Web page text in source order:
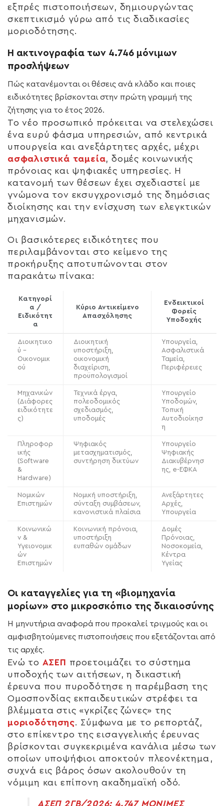
εξπρές πιστοποιήσεων, δημιουργώντας
σκεπτικισμό γύρω από τις διαδικασίες
μοριοδότησης.
Η ακτινογραφία των 4.746 μόνιμων
προσλήψεων
Πώς κατανέμονται οι θέσεις ανά κλάδο και ποιες
ειδικότητες βρίσκονται στην πρώτη γραμμή της
ζήτησης για το έτος 2026.
Το νέο προσωπικό πρόκειται να στελεχώσει
ένα ευρύ φάσμα υπηρεσιών, από κεντρικά
υπουργεία και ανεξάρτητες αρχές, μέχρι
ασφαλιστικά ταμεία, δομές κοινωνικής
πρόνοιας και ψηφιακές υπηρεσίες. Η
κατανομή των θέσεων έχει σχεδιαστεί με
γνώμονα τον εκσυγχρονισμό της δημόσιας
διοίκησης και την ενίσχυση των ελεγκτικών
μηχανισμών.
Οι βασικότερες ειδικότητες που
περιλαμβάνονται στο κείμενο της
προκήρυξης αποτυπώνονται στον
παρακάτω πίνακα:
Κατηγορί
α /
Ειδικότητ
α
Κύριο Αντικείμενο
Απασχόλησης
Ενδεικτικοί
Φορείς
Υποδοχής
Διοικητικο
ύ –
Οικονομικ
ού
Διοικητική
υποστήριξη,
οικονομική
διαχείριση,
προϋπολογισμοί
Υπουργεία,
Ασφαλιστικά
Ταμεία,
Περιφέρειες
Μηχανικών
(Διάφορες
ειδικότητε
ς)
Τεχνικά έργα,
πολεοδομικός
σχεδιασμός,
υποδομές
Υπουργείο
Υποδομών,
Τοπική
Αυτοδιοίκησ
η
Πληροφορ
ικής
(Software
&
Hardware)
Ψηφιακός
μετασχηματισμός,
συντήρηση δικτύων
Υπουργείο
Ψηφιακής
Διακυβέρνησ
ης, e-ΕΦΚΑ
Νομικών
Επιστημών
Νομική υποστήριξη,
σύνταξη συμβάσεων,
κανονιστικά πλαίσια
Ανεξάρτητες
Αρχές,
Υπουργεία
Κοινωνικώ
ν &
Υγειονομικ
ών
Επιστημών
Κοινωνική πρόνοια,
υποστήριξη
ευπαθών ομάδων
Δομές
Πρόνοιας,
Νοσοκομεία,
Κέντρα
Υγείας
Οι καταγγελίες για τη «βιομηχανία
μορίων» στο μικροσκόπιο της δικαιοσύνης
Η μηνυτήρια αναφορά που προκαλεί τριγμούς και οι
αμφισβητούμενες πιστοποιήσεις που εξετάζονται από
τις αρχές.
Ενώ το ΑΣΕΠ προετοιμάζει το σύστημα
υποδοχής των αιτήσεων, η δικαστική
έρευνα που πυροδότησε η παρέμβαση της
Ομοσπονδίας εκπαιδευτικών στρέφει τα
βλέμματα στις «γκρίζες ζώνες» της
μοριοδότησης. Σύμφωνα με το ρεπορτάζ,
στο επίκεντρο της εισαγγελικής έρευνας
βρίσκονται συγκεκριμένα κανάλια μέσω των
οποίων υποψήφιοι αποκτούν πλεονέκτημα,
συχνά εις βάρος όσων ακολουθούν τη
νόμιμη και επίπονη ακαδημαϊκή οδό.
ΑΣΕΠ 2ΓΒ/2026: 4.747 ΜΟΝΙΜΕΣ